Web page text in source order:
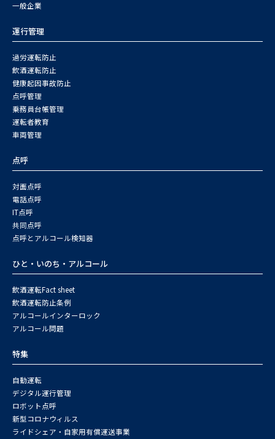
一般企業
運行管理
過労運転防止
飲酒運転防止
健康起因事故防止
点呼管理
乗務員台帳管理
運転者教育
車両管理
点呼
対面点呼
電話点呼
IT点呼
共同点呼
点呼とアルコール検知器
ひと・いのち・アルコール
飲酒運転Fact sheet
飲酒運転防止条例
アルコールインターロック
アルコール問題
特集
自動運転
デジタル運行管理
ロボット点呼
新型コロナウィルス
ライドシェア・自家用有償運送事業